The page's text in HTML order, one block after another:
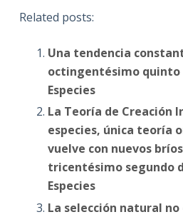
Related posts:
Una tendencia
octingentésimo quinto
Especies
La Teoría de Creación
especies, única teoría
vuelve con nuevos
tricentésimo segundo
Especies
La selección natural